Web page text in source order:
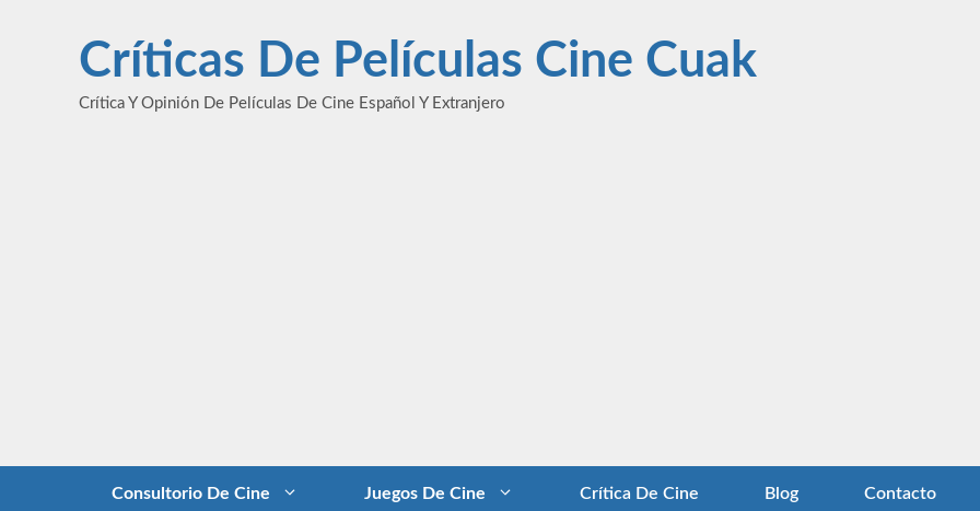
contenidoCríticas De Películas Cine Cuak
Crítica Y Opinión De Películas De Cine Español Y Extranjero
Consultorio De Cine Juegos De Cine Crítica De Cine Blog Contacto